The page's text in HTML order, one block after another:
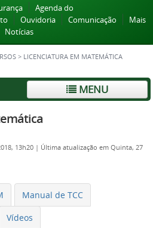
Agenda do
Ouvidoria Comunicação
Mais
Notícias
> LICENCIATURA EM MATEMÁTICA
MENU
13h20 | Última atualização em Quinta, 27
Manual de TCC
Vídeos